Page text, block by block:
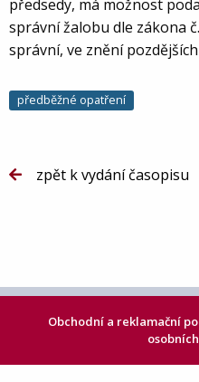
předsedy, má možnost
správní žalobu dle zákona
správní, ve znění pozdějších
předběžné opatření
zpět k vydání časopisu
Obchodní a reklamační